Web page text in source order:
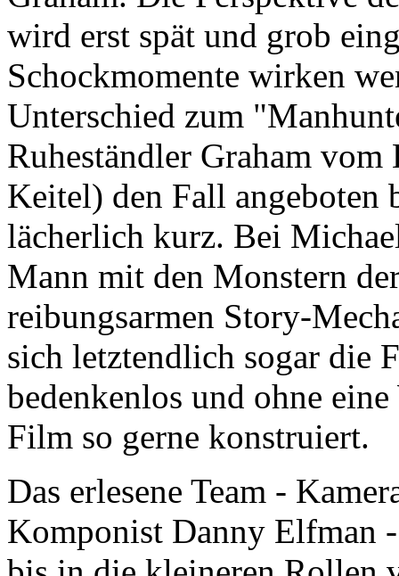
wird erst spät und grob
Schockmomente wirken
Unterschied zum
Ruheständler Graham
Keitel) den Fall angeboten
lächerlich kurz. Bei
Mann mit den Monstern
reibungsarmen Story-
sich letztendlich sogar die
bedenkenlos und ohne
Film so gerne konstruiert.
Das erlesene Team -
Komponist Danny Elfman